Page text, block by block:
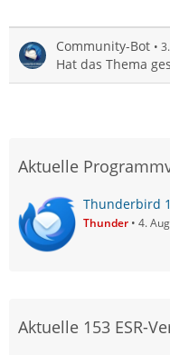
Community-Bot
Hat das Thema
Aktuelle
Thunderbird
Thunder 4.
Aktuelle 153 ESR-